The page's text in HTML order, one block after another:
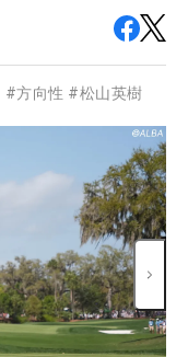
#方向性 #松山英樹